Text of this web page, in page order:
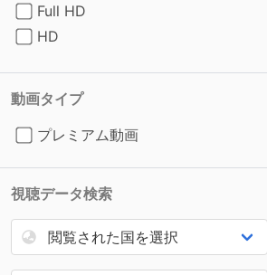
Full HD
HD
動画タイプ
プレミアム動画
視聴データ検索